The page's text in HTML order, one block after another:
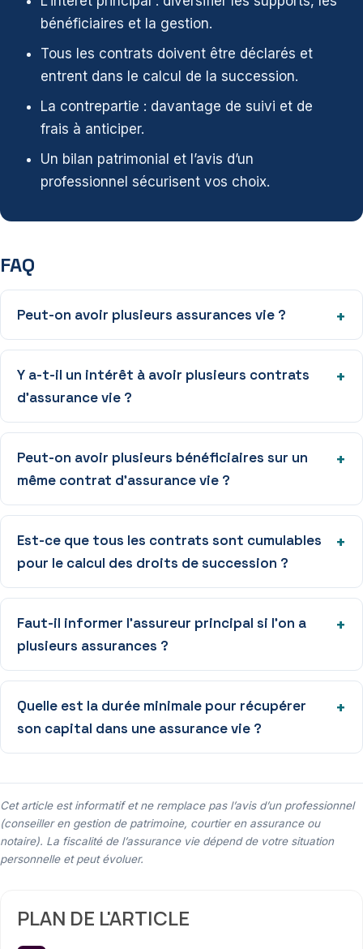
bénéficiaires et la gestion.
Tous les contrats doivent être déclarés et
entrent dans le calcul de la succession.
La contrepartie : davantage de suivi et de
frais à anticiper.
Un bilan patrimonial et l’avis d’un
professionnel sécurisent vos choix.
FAQ
Peut-on avoir plusieurs assurances vie ?
Y a-t-il un intérêt à avoir plusieurs contrats
d’assurance vie ?
Peut-on avoir plusieurs bénéficiaires sur un
même contrat d’assurance vie ?
Est-ce que tous les contrats sont cumulables
pour le calcul des droits de succession ?
Faut-il informer l’assureur principal si l’on a
plusieurs assurances ?
Quelle est la durée minimale pour récupérer
son capital dans une assurance vie ?
Cet article est informatif et ne remplace pas l’avis d’un professionnel
(conseiller en gestion de patrimoine, courtier en assurance ou
notaire). La fiscalité de l’assurance vie dépend de votre situation
personnelle et peut évoluer.
PLAN DE L'ARTICLE